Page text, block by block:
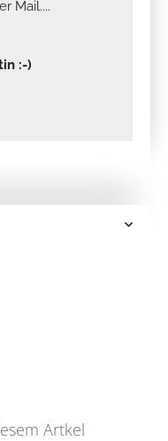
Mail....
:-)
Artkel